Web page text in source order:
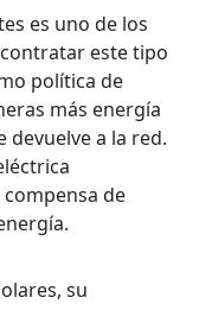
es uno de los
este tipo
política de
más energía
devuelve a la red.
de
su